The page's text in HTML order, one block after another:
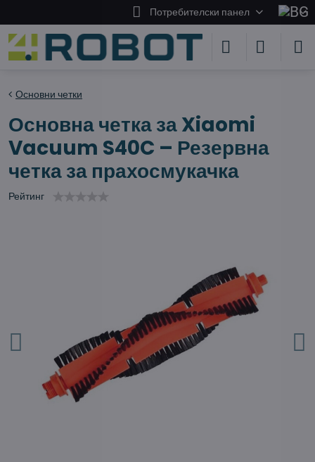
Потребителски панел
Основни четки
Основна четка за Xiaomi
Vacuum S40C – Резервна
четка за прахосмукачка
Рейтинг